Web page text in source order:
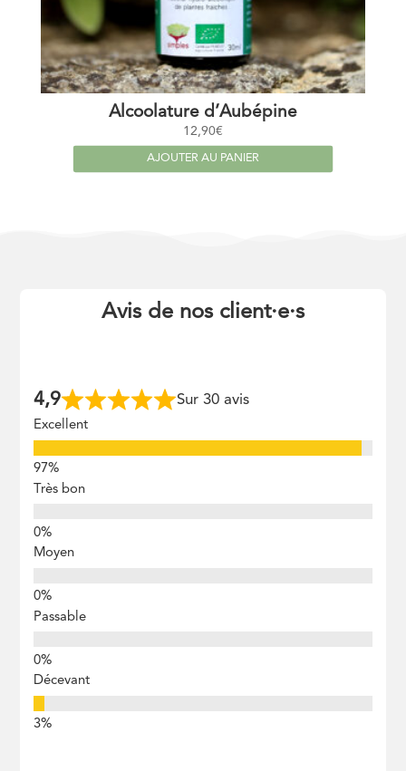
Alcoolature d’Aubépine
12,90€
AJOUTER AU PANIER
Avis de nos client·e·s
4,9 Sur 30 avis
Excellent
Très bon
Moyen
Passable
Décevant